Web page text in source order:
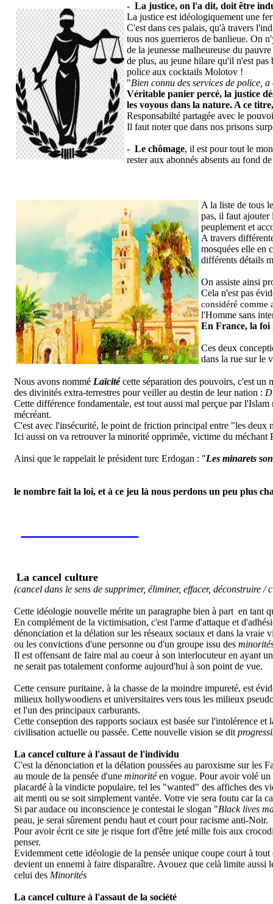
- La justice, on l'a dit, doit être
La justice est idéologiquement une
C'est dans ces palais, qu'à travers
tous nos guerrieros de banlieue. On
de la jeunesse malheureuse du
de plus, au jeune hilare qu'il n'est
police aux cocktails Molotov !
"Bien connu des services de police,
Véritable panier percé, la justice
les voyous dans la nature. A ce
Responsabilté partagée avec le
Il faut noter que dans nos prisons
- Le chômage, il est pour tout le
rester aux abonnés absents au fond
A la liste de tous
pas, il faut
peuplement et
A travers
mosquées elle en
différents détails
On assiste ainsi
Cela n'est pas
considéré comme
l'Homme sans
En France, la foi
Ces deux
dans la rue sur le
Nous avons nommé Laïcitécette séparation des pouvoirs, c'est
des divinités extra-terrestres pour veiller au destin de leur nation :
Cette différence fondamentale, est tout aussi mal perçue par
mécréant.
C'est avec l'insécurité, le point de friction principal entre "les deux
Ici aussi on va retrouver la minorité opprimée, victime du
Ainsi que le rappelait le président turc Erdogan : "Les minarets
le nombre fait la loi, et à ce jeu là nous perdons un peu plus
La cancel culture
(cancel dans le sens de supprimer, éliminer, effacer, déconstruire /
Cette idéologie nouvelle mérite un paragraphe bien à part en tant
En complément de la victimisation, c'est l'arme d'attaque et
dénonciation et la délation sur les réseaux sociaux et dans la
ou les convictions d'une personne ou d'un groupe issu des
Il est offensant de faire mal au coeur à son interlocuteur en ayant
ne serait pas totalement conforme aujourd'hui à son point de vue.
Cette censure puritaine, à la chasse de la moindre impureté, est
milieux hollywoodiens et universitaires vers tous les milieux
et l'un des principaux carburants.
Cette conseption des rapports sociaux est basée sur l'intolérence
civilisation actuelle ou passée. Cette nouvelle vision se dit
La cancel culture à l'assaut de l'individu
C'est la dénonciation et la délation poussées au paroxisme sur les
au moule de la pensée d'une minoritéen vogue. Pour avoir volé un
placardé à la vindicte populaire, tel les "wanted" des affiches des
ait menti ou se soit simplement vantée. Votre vie sera foutu car la
Si par audace ou inconscience je contestai le slogan "Black lives
peau, je serai sûrement pendu haut et court pour racisme anti-Noir.
Pour avoir écrit ce site je risque fort d'être jeté mille fois aux
penser.
Evidemment cette idéologie de la pensée unique coupe court à
devient un ennemi à faire disparaître. Avouez que celà limite aussi
celui des Minorités
La cancel culture à l'assaut de la société